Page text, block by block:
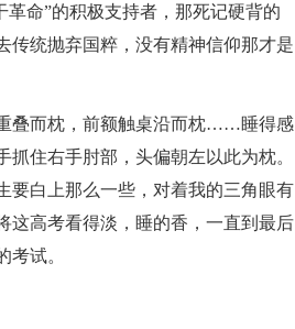
命”的积极支持者，那死记硬背的
传统抛弃国粹，没有精神信仰那才是
叠而枕，前额触桌沿而枕……睡得感
住右手肘部，头偏朝左以此为枕。
要白上那么一些，对着我的三角眼有
这高考看得淡，睡的香，一直到最后
试。